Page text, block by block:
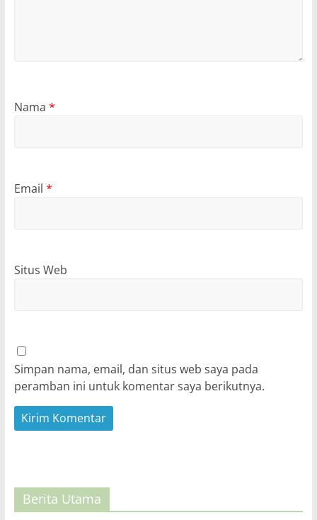
Nama *
Email *
Situs Web
Simpan nama, email, dan situs web saya pada
peramban ini untuk komentar saya berikutnya.
Berita Utama